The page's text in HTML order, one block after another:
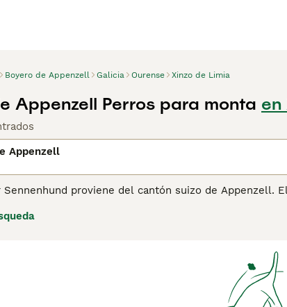
Boyero de Appenzell Galicia Ourense Xinzo de Limia
Appenzell Perros para monta en
Appenzell
proviene del cantón suizo de Appenzell.
ganado, así como perros de vigilancia. Junto con el